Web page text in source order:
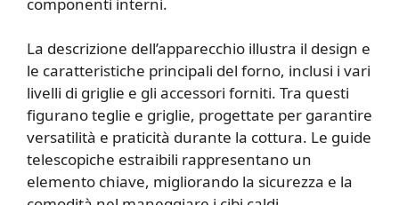
La descrizione dell’apparecchio illustra il design e
le caratteristiche principali del forno, inclusi i vari
livelli di griglie e gli accessori forniti. Tra questi
figurano teglie e griglie, progettate per garantire
versatilità e praticità durante la cottura. Le guide
telescopiche estraibili rappresentano un
elemento chiave, migliorando la sicurezza e la